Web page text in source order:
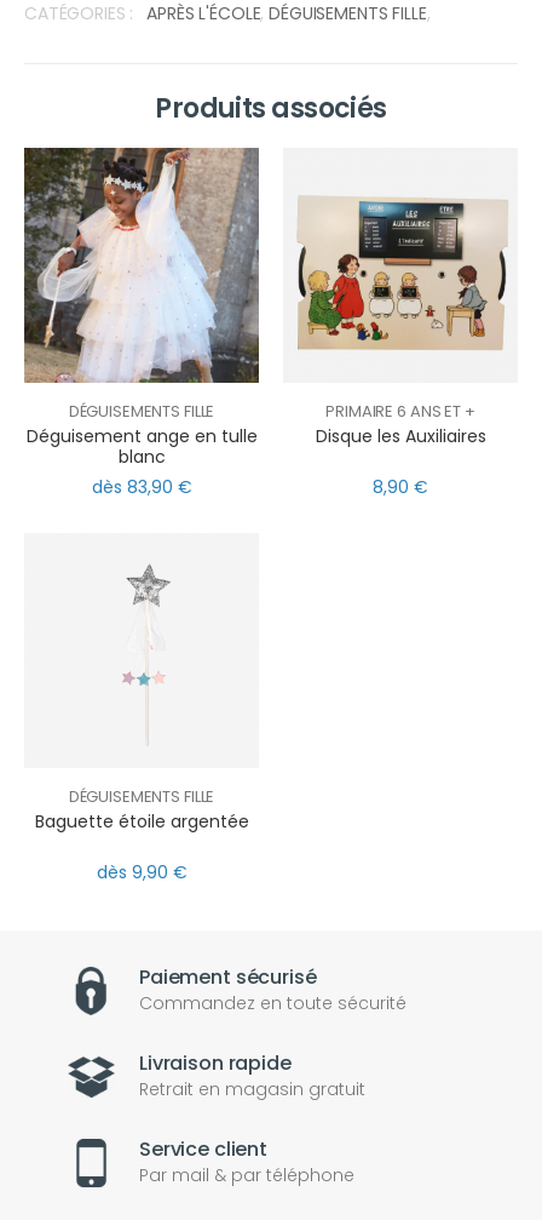
CATÉGORIES : APRÈS L'ÉCOLE,DÉGUISEMENTS FILLE,
Produits associés
DÉGUISEMENTS FILLE
Déguisement ange en tulle
blanc
dès 83,90 €
PRIMAIRE 6 ANS ET +
Disque les Auxiliaires
8,90 €
DÉGUISEMENTS FILLE
Baguette étoile argentée
dès 9,90 €
Paiement sécurisé
Commandez en toute sécurité
Livraison rapide
Retrait en magasin gratuit
Service client
Par mail & par téléphone